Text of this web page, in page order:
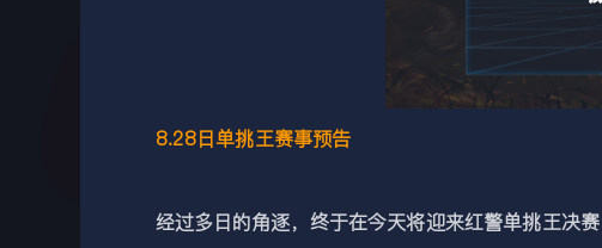
8.28日单挑王赛事预告
经过多日的角逐，终于在今天将迎来红警单挑王决